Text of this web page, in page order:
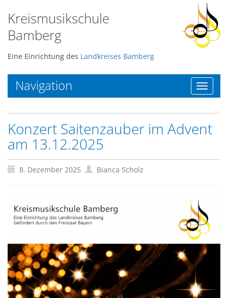
Kreismusikschule
Bamberg
Eine Einrichtung des Landkreises Bamberg
Navigation
Toggle
Konzert Saitenzauber im Advent
am 13.12.2025
8. Dezember 2025 Bianca Scholz